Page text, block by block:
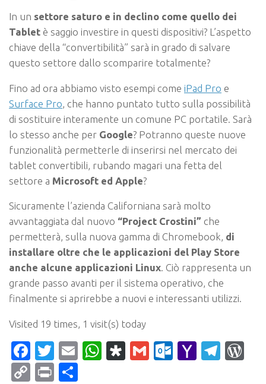
In un settore saturo e in declino come quello dei
Tablet è saggio investire in questi dispositivi? L’aspetto
chiave della “convertibilità” sarà in grado di salvare
questo settore dallo scomparire totalmente?
Fino ad ora abbiamo visto esempi come iPad Pro e
Surface Pro , che hanno puntato tutto sulla possibilità
di sostituire interamente un comune PC portatile. Sarà
lo stesso anche per Google? Potranno queste nuove
funzionalità permetterle di inserirsi nel mercato dei
tablet convertibili, rubando magari una fetta del
settore a Microsoft ed Apple?
Sicuramente l’azienda Californiana sarà molto
avvantaggiata dal nuovo “Project Crostini” che
permetterà, sulla nuova gamma di Chromebook, di
installare oltre che le applicazioni del Play Store
anche alcune applicazioni Linux. Ciò rappresenta un
grande passo avanti per il sistema operativo, che
finalmente si aprirebbe a nuovi e interessanti utilizzi.
Visited 19 times, 1 visit(s) today
Facebook
Twitter
EmailWhatsApp
Diaspora
Gmail Yahoo
CopyPrint